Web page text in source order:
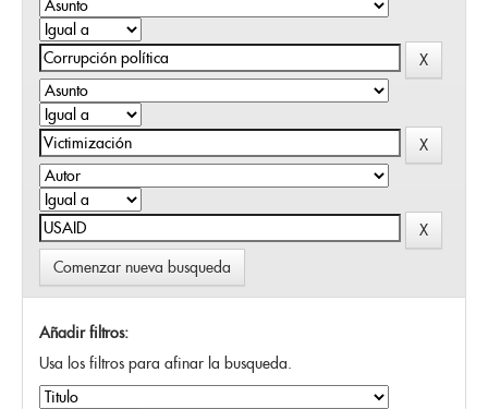
Comenzar nueva busqueda
Añadir filtros:
Usa los filtros para afinar la busqueda.